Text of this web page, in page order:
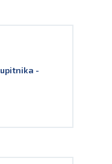
-